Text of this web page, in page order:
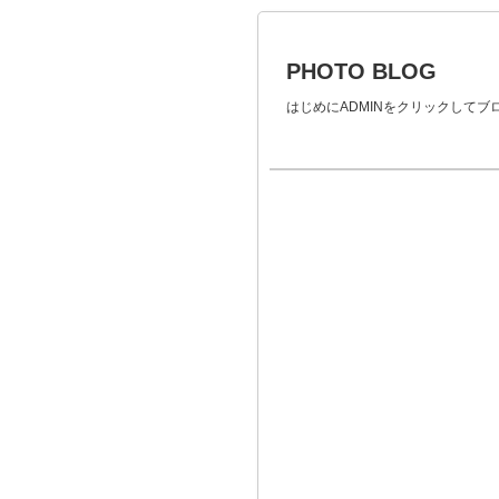
PHOTO BLOG
はじめにADMINをクリックしてブ